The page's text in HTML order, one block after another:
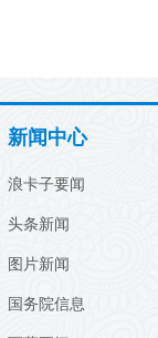
新闻中心
浪卡子要闻
头条新闻
图片新闻
国务院信息